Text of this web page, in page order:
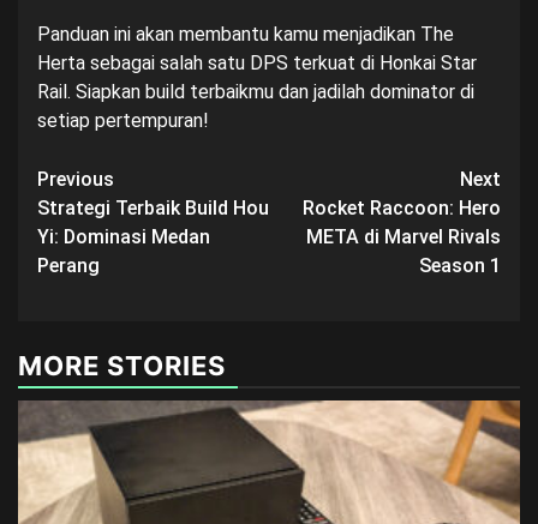
Panduan ini akan membantu kamu menjadikan The
Herta sebagai salah satu DPS terkuat di Honkai Star
Rail. Siapkan build terbaikmu dan jadilah dominator di
setiap pertempuran!
Post
navigation
Previous
Strategi Terbaik Build Hou
Yi: Dominasi Medan
Perang
Next
Rocket Raccoon: Hero
META di Marvel Rivals
Season 1
MORE STORIES